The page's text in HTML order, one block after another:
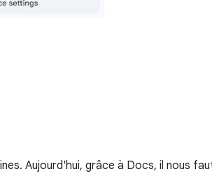
Aujourd'hui, grâce à Docs, il nous